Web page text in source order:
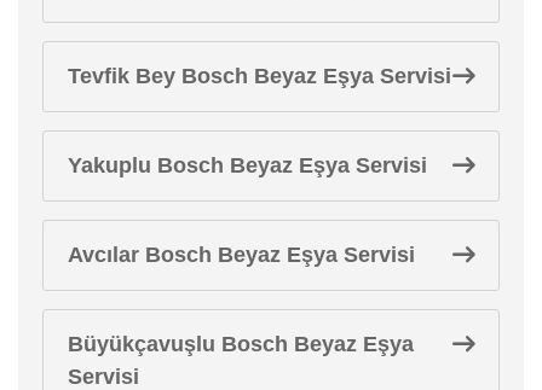
Tevfik Bey Bosch Beyaz Eşya Servisi
Yakuplu Bosch Beyaz Eşya Servisi
Avcılar Bosch Beyaz Eşya Servisi
Büyükçavuşlu Bosch Beyaz Eşya
Servisi